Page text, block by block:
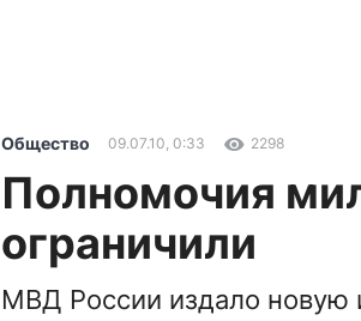
Общество 09.07.10, 0:33 2298
Полномочия
ограничили
МВД России издало новую